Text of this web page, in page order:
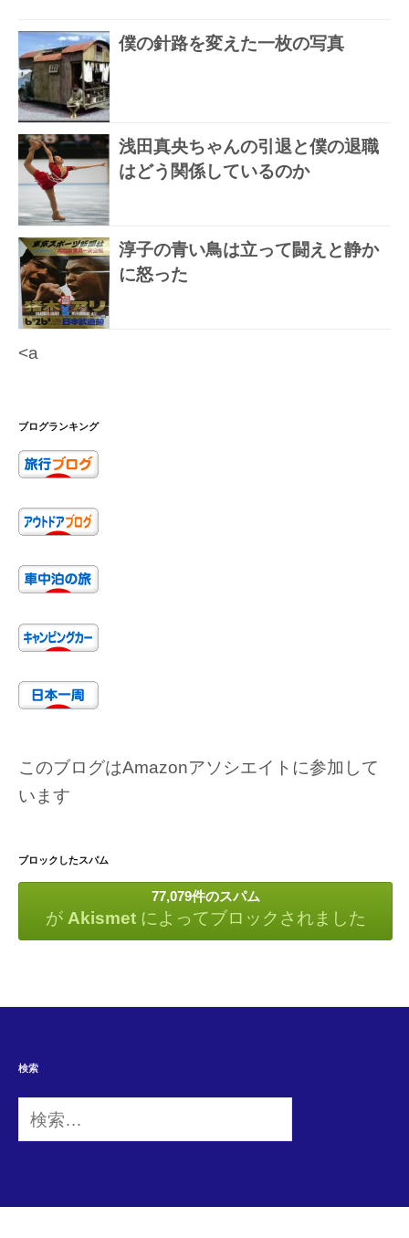
僕の針路を変えた一枚の写真
浅田真央ちゃんの引退と僕の退職
はどう関係しているのか
淳子の青い鳥は立って闘えと静か
に怒った
<a
ブログランキング
このブログはAmazonアソシエイトに参加して
います
ブロックしたスパム
77,079件のスパム
が Akismetによってブロックされました
検索
検
索: